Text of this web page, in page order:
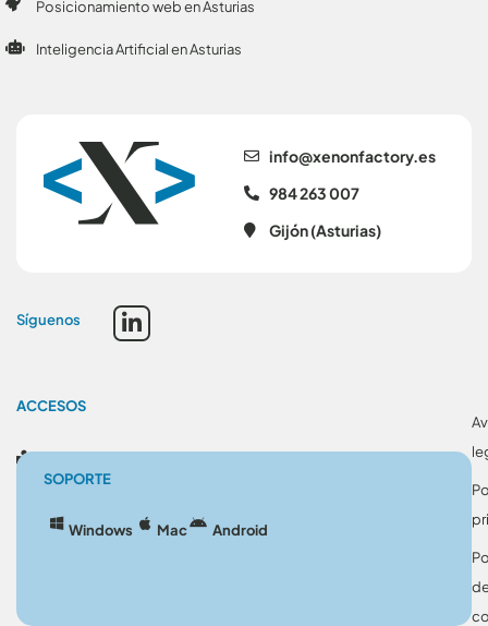
se.yrotcafnonex@ofni
984 263 007
Gijón (Asturias)
Síguenos
Posicionamiento web en Asturias
Inteligencia Artificial en Asturias
ACCESOS
SOPORTE
Windows Mac Android